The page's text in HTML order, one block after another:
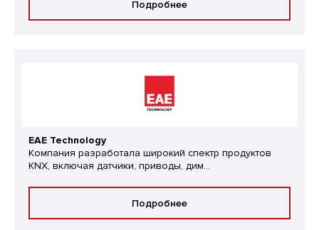
Подробнее
EAE Technology
Компания разработала широкий спектр продуктов
KNX, включая датчики, приводы, дим...
Подробнее